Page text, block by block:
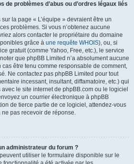
de problèmes d’abus ou d’ordres légaux liés
la page « L’équipe » devraient être un
problèmes. Si vous n’obtenez aucune
alors contacter le propriétaire du domaine
grâce à une requête WHOIS), ou, si
gratuit (comme Yahoo, Free, etc.), le service
que phpBB Limited n’a absolument aucune
être tenu comme responsable de comment,
Ne contactez pas phpBB Limited pour tout
incessant, insultant, diffamatoire, etc.) qui
le site internet de phpBB.com ou le logiciel
un courrier électronique à phpBB
de tierce partie de ce logiciel, attendez-vous
pas recevoir de réponse.
administrateur du forum ?
utiliser le formulaire disponible sur le